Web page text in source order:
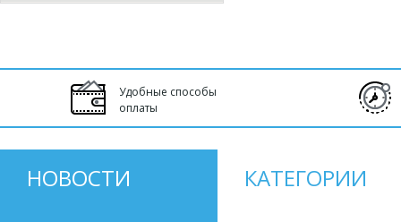
Удобные способы
оплаты
НОВОСТИ КАТЕГОРИИ